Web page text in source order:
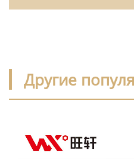
Другие